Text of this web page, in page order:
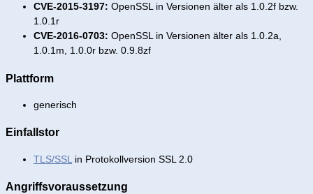
CVE-2015-3197: OpenSSL in Versionen älter als 1.0.2f bzw.
1.0.1r
CVE-2016-0703: OpenSSL in Versionen älter als 1.0.2a,
1.0.1m, 1.0.0r bzw. 0.9.8zf
Plattform
generisch
Einfallstor
TLS/SSL in Protokollversion SSL 2.0
Angriffsvoraussetzung